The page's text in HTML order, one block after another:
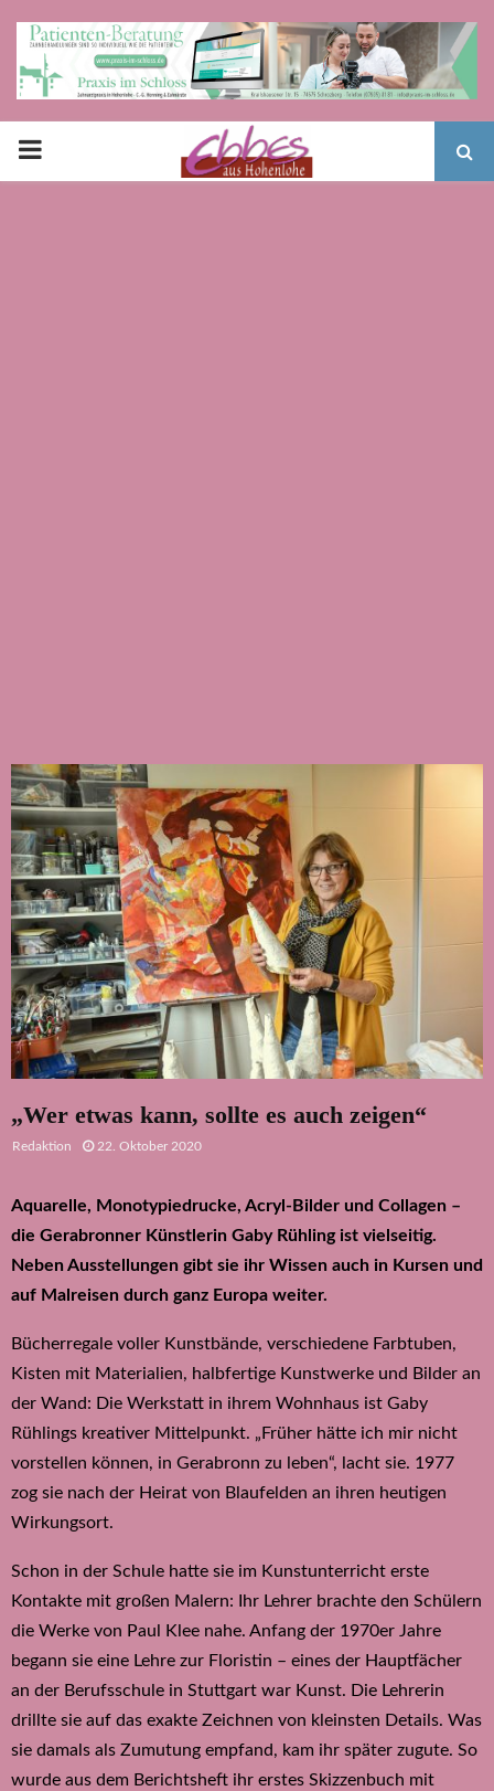
PRIMARY
„Wer etwas kann, sollte es auch zeigen“
Redaktion 22. Oktober 2020
Aquarelle, Monotypiedrucke, Acryl-Bilder und Collagen –
die Gerabronner Künstlerin Gaby Rühling ist vielseitig.
Neben Ausstellungen gibt sie ihr Wissen auch in Kursen und
auf Malreisen durch ganz Europa weiter.
Bücherregale voller Kunstbände, verschiedene Farbtuben,
Kisten mit Materialien, halbfertige Kunstwerke und Bilder an
der Wand: Die Werkstatt in ihrem Wohnhaus ist Gaby
Rühlings kreativer Mittelpunkt. „Früher hätte ich mir nicht
vorstellen können, in Gerabronn zu leben“, lacht sie. 1977
zog sie nach der Heirat von Blaufelden an ihren heutigen
Wirkungsort.
Schon in der Schule hatte sie im Kunstunterricht erste
Kontakte mit großen Malern: Ihr Lehrer brachte den Schülern
die Werke von Paul Klee nahe. Anfang der 1970er Jahre
begann sie eine Lehre zur Floristin – eines der Hauptfächer
an der Berufsschule in Stuttgart war Kunst. Die Lehrerin
drillte sie auf das exakte Zeichnen von kleinsten Details. Was
sie damals als Zumutung empfand, kam ihr später zugute. So
wurde aus dem Berichtsheft ihr erstes Skizzenbuch mit